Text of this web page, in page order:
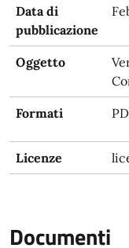
Data di
pubblicazione
Oggetto
Formati
Licenze
Documenti